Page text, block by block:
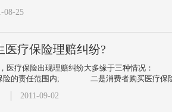
08-25
医疗保险理赔纠纷?
，医疗保险出现理赔纠纷大多缘于三种情况
保险的责任范围内; 二是消费者购买医疗
2011-09-02